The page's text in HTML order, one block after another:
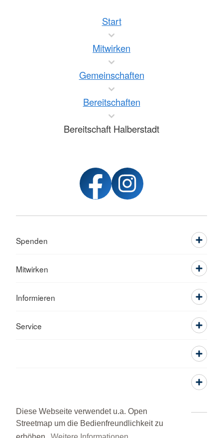
Diese Webseite verwendet u.a. Open
Streetmap um die Bedienfreundlichkeit zu
Start
Mitwirken
Gemeinschaften
Bereitschaften
Bereitschaft Halberstadt
Spenden
Mitwirken
Informieren
Service
Adressen